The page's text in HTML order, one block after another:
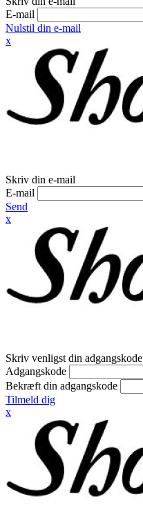
E-mail
Nulstil din e-mail
x
Skriv din e-mail
E-mail
Send
x
Skriv venligst din adgangskode
Adgangskode
Bekræft din adgangskode
Tilmeld dig
x